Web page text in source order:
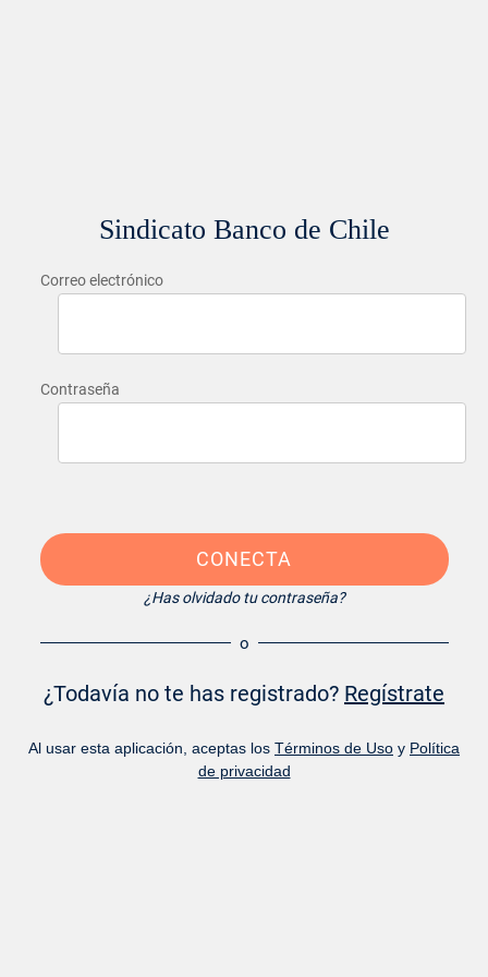
Sindicato Banco de Chile
Correo electrónico
Contraseña
CONECTA
¿Has olvidado tu contraseña?
o
¿Todavía no te has registrado? Regístrate
Al usar esta aplicación, aceptas los Términos de Uso y Política
de privacidad